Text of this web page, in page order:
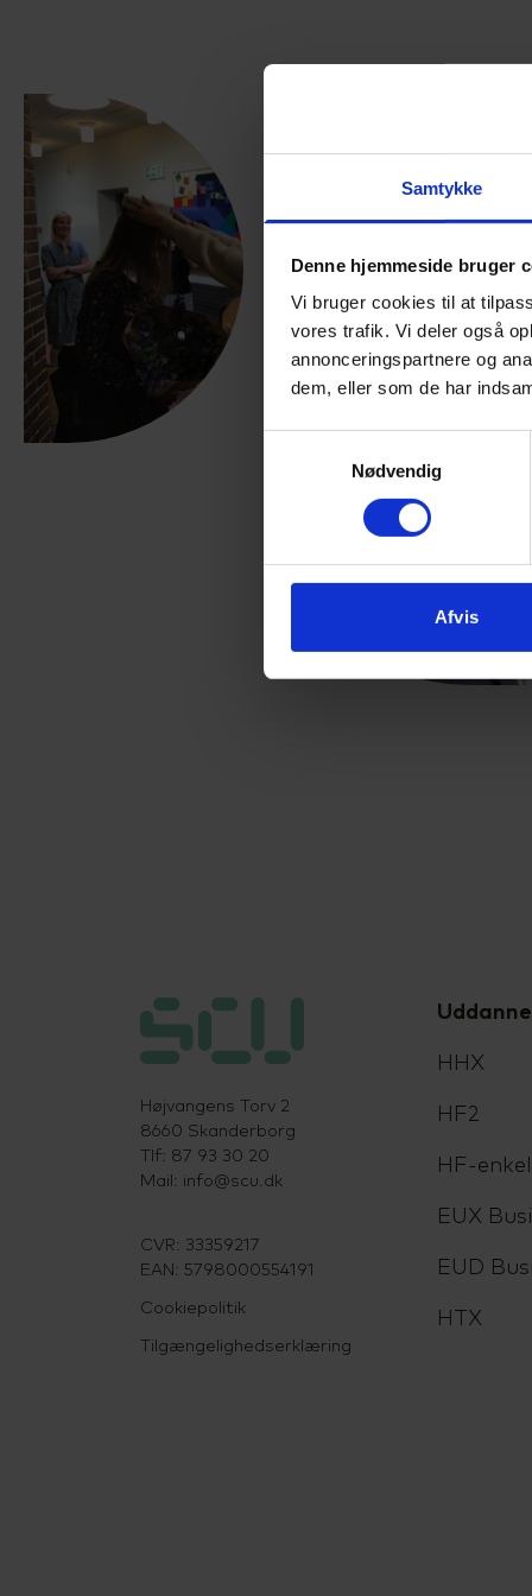
Samtykke
Denne hjemmeside bruger
Vi bruger cookies til at
vores trafik. Vi deler også
annonceringspartnere og
dem, eller som de har
Nødvendig
Afvis
Højvangens Torv 2
8660 Skanderborg
Tlf: 87 93 30 20
Mail: info@scu.dk
CVR: 33359217
EAN: 5798000554191
Cookiepolitik
Tilgængelighedserklæring
HHX
HF2
HF-
EUX
EUD
HTX